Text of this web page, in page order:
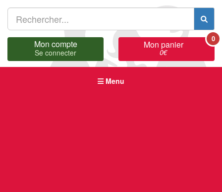
Mon compte
Se connecter
Mon panier
0€
0
Menu